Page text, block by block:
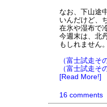
なお、下山途
いんだけど、
在氷や湿布で
今週末は、北
もしれません
（富士試走そ
（富士試走そ
[Read More!]
16 comments